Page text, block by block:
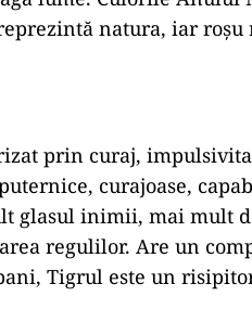
natura, iar
prin curaj,
curajoase,
glasul inimii, mai mult
regulilor. Are un
Tigrul este un